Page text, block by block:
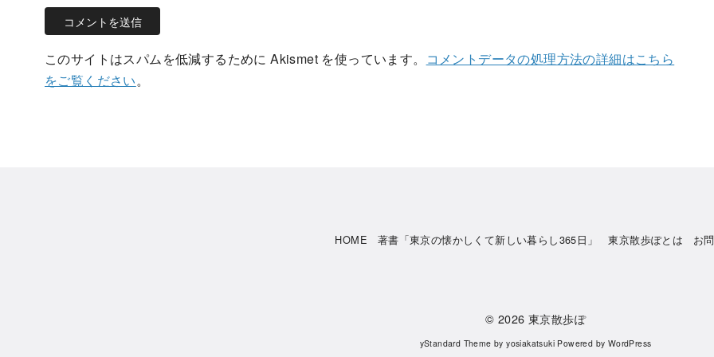
このサイトはスパムを低減するために Akismet を使っています。
コメントデータの処理方法の詳細はこちら
をご覧ください。
HOME 著書「東京の懐かしくて新しい暮らし365日」 東京散歩ぽとは お
© 2026 東京散歩ぽ
yStandard Theme byyosiakatsuki Powered by WordPress